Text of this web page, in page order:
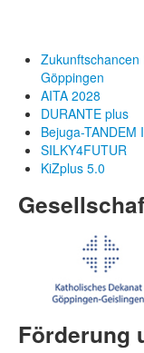
Göppingen
AITA 2028
DURANTE plus
Bejuga-TANDEM
SILKY4FUTUR
KiZplus 5.0
Förderung